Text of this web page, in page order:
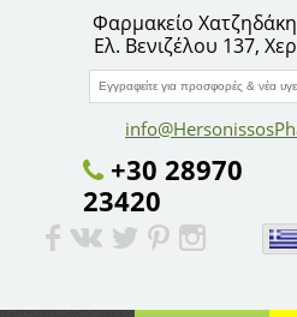
Φαρμακείο
Ελ. Βενιζέλου 137,
+30 28970
23420